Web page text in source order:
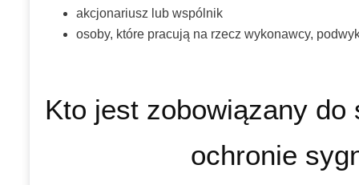
akcjonariusz lub wspólnik
osoby, które pracują na rzecz wykonawcy,
Kto jest zobowiązany
ochronie